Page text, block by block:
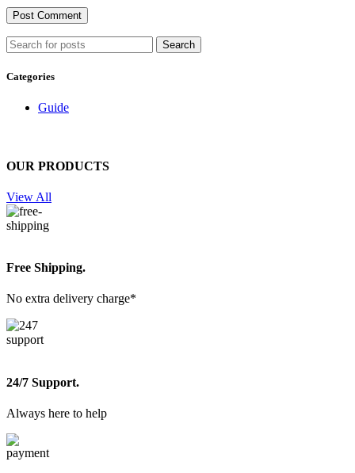
Search
Categories
Guide
OUR PRODUCTS
View All
Free Shipping.
No extra delivery charge*
24/7 Support.
Always here to help